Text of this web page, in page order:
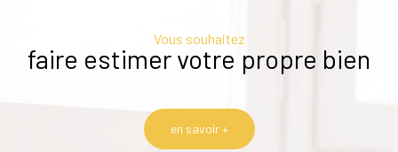
Vous souhaitez
faire estimer votre propre bien
en savoir +